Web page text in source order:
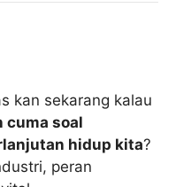
kan sekarang kalau
cuma soal
hidup kita?
peran